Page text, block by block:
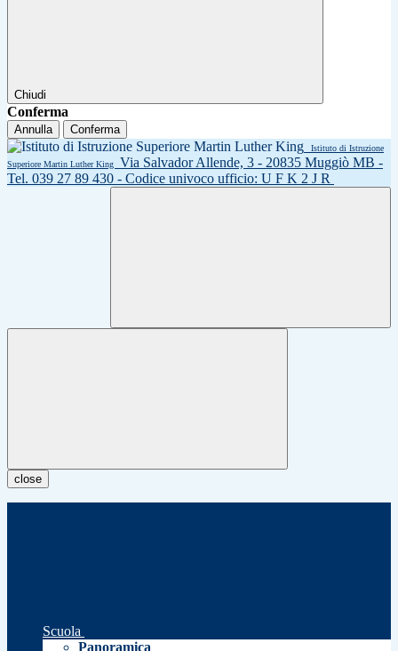
Chiudi
Conferma
Annulla Conferma
Istituto di Istruzione
Superiore Martin Luther King
Via Salvador Allende, 3 - 20835 Muggiò MB -
Tel. 039 27 89 430 - Codice univoco ufficio: U F K 2 J R
close
Scuola
Panoramica